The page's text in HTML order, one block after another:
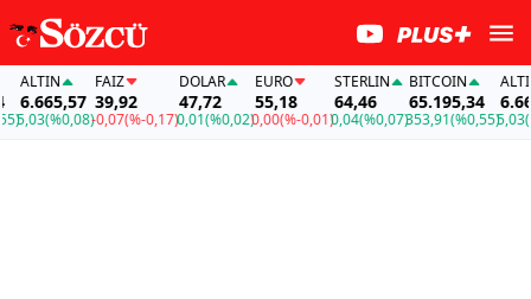
ALTIN
6.665,57
5,03(%0,08)
FAİZ
39,92
-0,07(%-0,17)
DOLAR
47,72
0,01(%0,02)
EURO
55,18
0,00(%-0,01)
STERLIN
64,46
0,04(%0,07)
BITCOIN
65.195,34
353,91(%0,55)
ALTIN
5,03